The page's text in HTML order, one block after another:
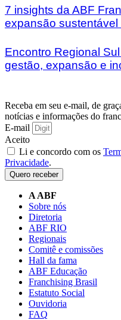
7 insights da ABF
expansão sustentável
Encontro Regional
gestão, expansão e
Receba em seu e-mail, de
notícias e informações do
E-mail
Aceito
Li e concordo com os
Privacidade.
Quero receber
A ABF
Sobre nós
Diretoria
ABF RIO
Regionais
Comitê e comissões
Hall da fama
ABF Educação
Franchising Brasil
Estatuto Social
Ouvidoria
FAQ